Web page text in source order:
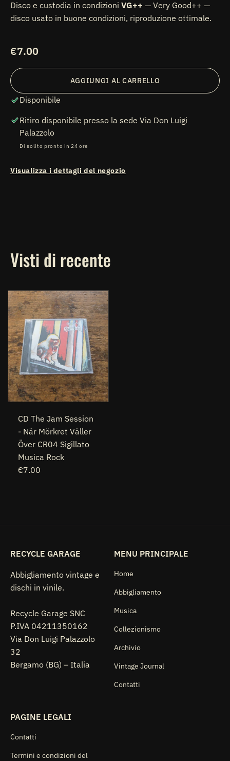
Disco e custodia in condizioni VG++ — Very Good++ —
disco usato in buone condizioni, riproduzione ottimale.
Prezzo
listino
€7.00
AGGIUNGI AL CARRELLO
Disponibile
Ritiro disponibile presso la sede Via Don Luigi
Palazzolo
Di solito pronto in 24 ore
Visualizza i dettagli del negozio
Visti di recente
CD The Jam Session
- När Mörkret Väller
Över CR04 Sigillato
Musica Rock
€7.00
RECYCLE GARAGE
Abbigliamento vintage e
dischi in vinile.
Recycle Garage SNC
P.IVA 04211350162
Via Don Luigi Palazzolo
32
Bergamo (BG) – Italia
MENU PRINCIPALE
Home
Abbigliamento
Musica
Collezionismo
Archivio
Vintage Journal
Contatti
PAGINE LEGALI
Contatti
Termini e condizioni del